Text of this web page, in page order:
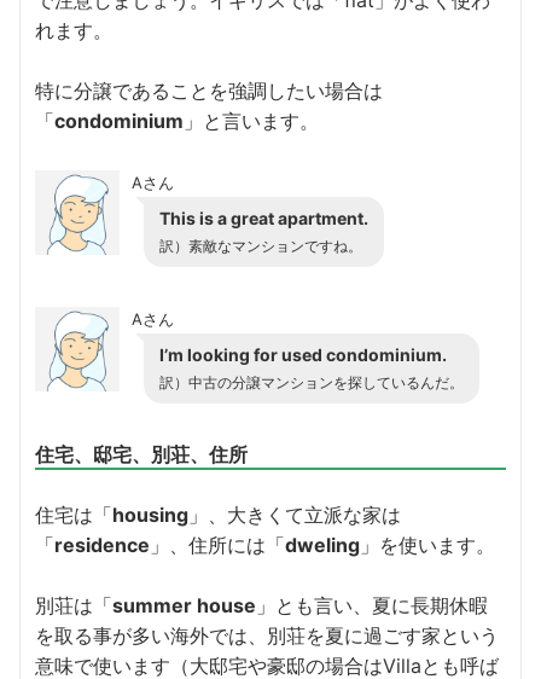
れます。
特に分譲であることを強調したい場合は
「condominium 」と言います。
Aさん
This is a great apartment.
訳）素敵なマンションですね。
Aさん
I’m looking for used condominium.
訳）中古の分譲マンションを探しているんだ。
住宅、邸宅、別荘、住所
住宅は「housing 」、大きくて立派な家は
「residence 」、住所には「dweling 」を使います。
別荘は「summer house 」とも言い、夏に長期休暇
を取る事が多い海外では、別荘を夏に過ごす家という
意味で使います（大邸宅や豪邸の場合はVillaとも呼ば